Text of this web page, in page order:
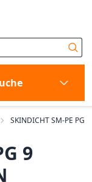
SKINDICHT SM-PE PG
9